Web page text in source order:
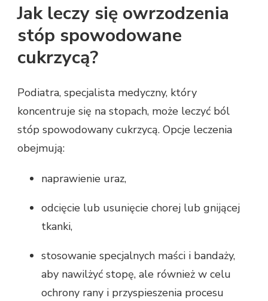
Jak leczy się owrzodzenia
stóp spowodowane
cukrzycą?
Podiatra, specjalista medyczny, który
koncentruje się na stopach, może leczyć ból
stóp spowodowany cukrzycą. Opcje leczenia
obejmują:
naprawienie uraz,
odcięcie lub usunięcie chorej lub gnijącej
tkanki,
stosowanie specjalnych maści i bandaży,
aby nawilżyć stopę, ale również w celu
ochrony rany i przyspieszenia procesu